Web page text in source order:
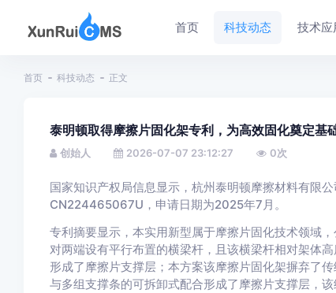
首页 科技动态 技术应
首页 科技动态 正文
泰明顿取得摩擦片固化架专利，为高效固化奠定基
创始人 2026-07-07 23:12:27 0次
国家知识产权局信息显示，杭州泰明顿摩擦材料有限
CN224465067U，申请日期为2025年7月。
专利摘要显示，本实用新型属于摩擦片固化技术领域
对两端设有平行布置的横梁杆，且该横梁杆相对架体
形成了摩擦片支撑层；本方案该摩擦片固化架摒弃了
与多组支撑条的可拆卸式配合形成了摩擦片支撑层，